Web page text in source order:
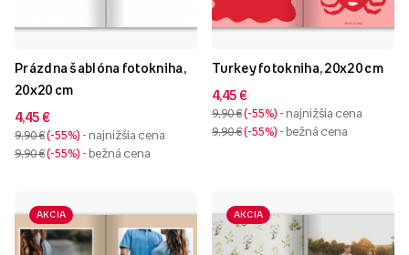
Prázdna šablóna fotokniha,
20x20 cm
4,45 €
9,90 € -55% - najnižšia cena
9,90 € -55% - bežná cena
Turkey fotokniha, 20x20 cm
4,45 €
9,90 € -55% - najnižšia cena
9,90 € -55% - bežná cena
AKCIA AKCIA